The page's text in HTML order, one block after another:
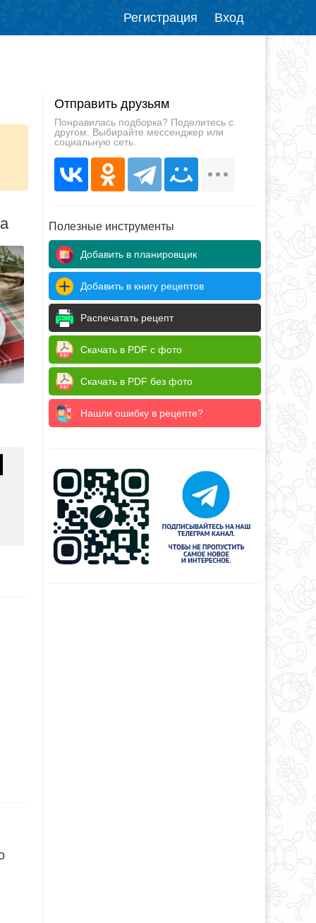
Регистрация Вход
Отправить друзьям
Понравилась подборка? Поделитесь с
другом. Выбирайте мессенджер или
социальную сеть.
Полезные инструменты
Добавить в планировщик
Добавить в книгу рецептов
Распечатать рецепт
Скачать в PDF с фото
Скачать в PDF без фото
Нашли ошибку в рецепте?